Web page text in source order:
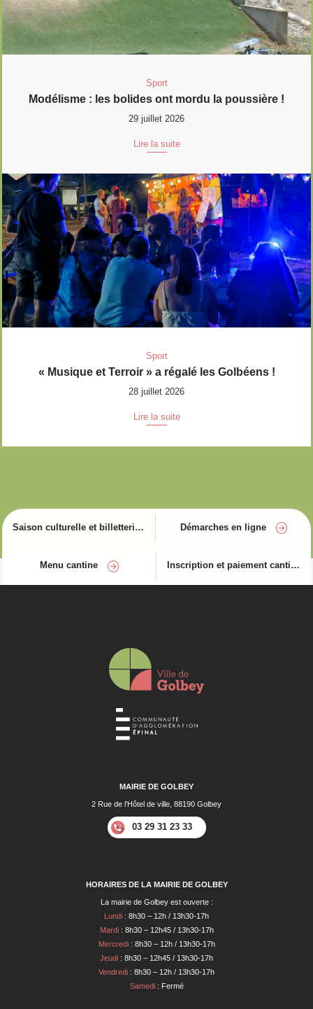
Sport
Modélisme : les bolides ont mordu la poussière !
29 juillet 2026
Lire la suite
Sport
« Musique et Terroir » a régalé les Golbéens !
28 juillet 2026
Lire la suite
Saison culturelle et billetterie Démarches en ligne
Menu cantine Inscription et paiement cantine
MAIRIE DE GOLBEY
2 Rue de l’Hôtel de ville, 88190 Golbey
03 29 31 23 33
HORAIRES DE LA MAIRIE DE GOLBEY
La mairie de Golbey est ouverte :
Lundi : 8h30 – 12h / 13h30-17h
Mardi: 8h30 – 12h45 / 13h30-17h
Mercredi: 8h30 – 12h / 13h30-17h
Jeudi : 8h30 – 12h45 / 13h30-17h
Vendredi : 8h30 – 12h / 13h30-17h
Samedi: Fermé